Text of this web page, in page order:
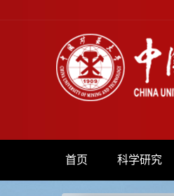
首页 科学研究